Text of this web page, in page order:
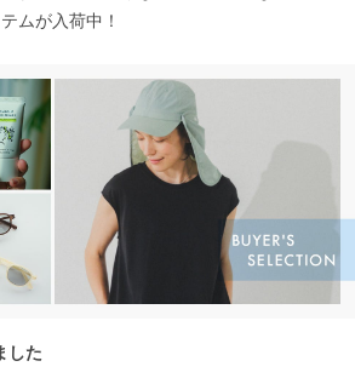
ムが入荷中！
した